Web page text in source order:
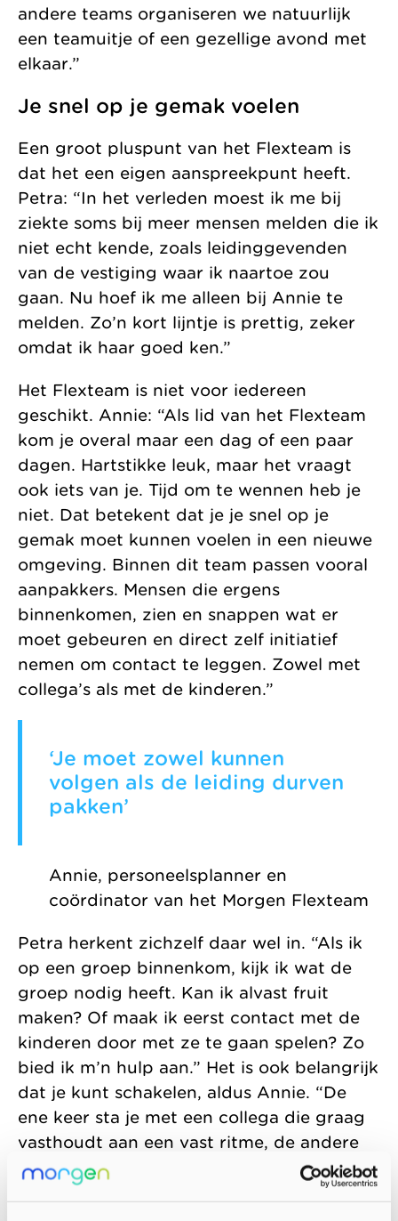
andere teams organiseren we natuurlijk
een teamuitje of een gezellige avond met
elkaar.”
Je snel op je gemak voelen
Een groot pluspunt van het Flexteam is
dat het een eigen aanspreekpunt heeft.
Petra: “In het verleden moest ik me bij
ziekte soms bij meer mensen melden die ik
niet echt kende, zoals leidinggevenden
van de vestiging waar ik naartoe zou
gaan. Nu hoef ik me alleen bij Annie te
melden. Zo’n kort lijntje is prettig, zeker
omdat ik haar goed ken.”
Het Flexteam is niet voor iedereen
geschikt. Annie: “Als lid van het Flexteam
kom je overal maar een dag of een paar
dagen. Hartstikke leuk, maar het vraagt
ook iets van je. Tijd om te wennen heb je
niet. Dat betekent dat je je snel op je
gemak moet kunnen voelen in een nieuwe
omgeving. Binnen dit team passen vooral
aanpakkers. Mensen die ergens
binnenkomen, zien en snappen wat er
moet gebeuren en direct zelf initiatief
nemen om contact te leggen. Zowel met
collega’s als met de kinderen.”
‘Je moet zowel kunnen
volgen als de leiding durven
pakken’
Annie, personeelsplanner en
coördinator van het Morgen Flexteam
Petra herkent zichzelf daar wel in. “Als ik
op een groep binnenkom, kijk ik wat de
groep nodig heeft. Kan ik alvast fruit
maken? Of maak ik eerst contact met de
kinderen door met ze te gaan spelen? Zo
bied ik m’n hulp aan.” Het is ook belangrijk
dat je kunt schakelen, aldus Annie. “De
ene keer sta je met een collega die graag
vasthoudt aan een vast ritme, de andere
dag werk je met iemand die het fijn vindt
als jij initiatief neemt. Je moet dus zowel